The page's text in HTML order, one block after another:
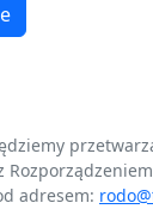
adresem: